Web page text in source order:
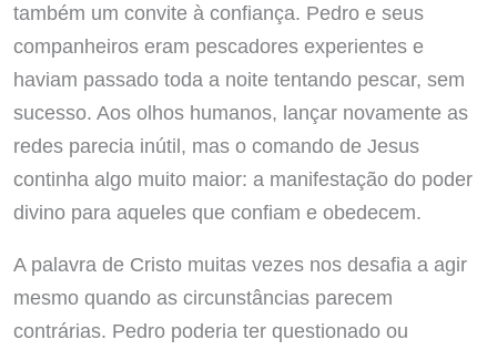
também um convite à confiança. Pedro e seus
companheiros eram pescadores experientes e
haviam passado toda a noite tentando pescar, sem
sucesso. Aos olhos humanos, lançar novamente as
redes parecia inútil, mas o comando de Jesus
continha algo muito maior: a manifestação do poder
divino para aqueles que confiam e obedecem.
A palavra de Cristo muitas vezes nos desafia a agir
mesmo quando as circunstâncias parecem
contrárias. Pedro poderia ter questionado ou